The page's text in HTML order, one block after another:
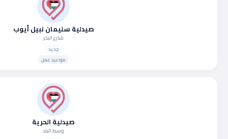
صيدلية سليمان نبيل أيوب
شارع البحر
جديد
مواعيد عمل
صيدلية الحرية
وسط البلد